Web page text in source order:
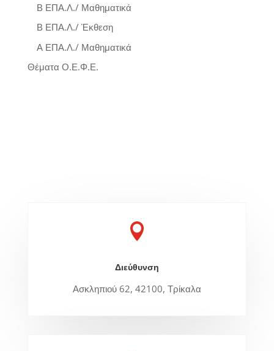
Β ΕΠΑ.Λ./ Μαθηματικά
Β ΕΠΑ.Λ./ Έκθεση
Α ΕΠΑ.Λ./ Μαθηματικά
Θέματα Ο.Ε.Φ.Ε.

Διεύθυνση
Ασκληπιού 62, 42100, Τρίκαλα